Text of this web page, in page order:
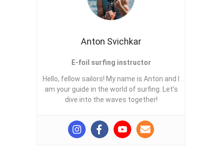
Anton Svichkar
E-foil surfing instructor
Hello, fellow sailors! My name is Anton and I
am your guide in the world of surfing. Let’s
dive into the waves together!